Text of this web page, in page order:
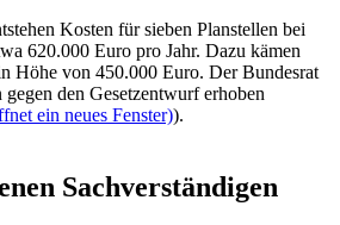
Kosten für sieben Planstellen bei
620.000 Euro pro Jahr. Dazu kämen
Höhe von 450.000 Euro. Der Bundesrat
den Gesetzentwurf erhoben
ein neues Fenster)).
Sachverständigen